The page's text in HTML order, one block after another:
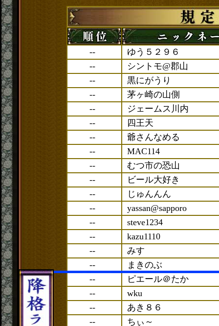
--
ゆう５２９６
--
シントモ@郡山
--
黒にがうり
--
茅ヶ崎の山側
--
ジェームス川内
--
四王天
--
爺さんなめる
--
MAC114
--
むつ市の恐山
--
ビール大好き
--
じゅんんん
--
yassan@sapporo
--
steve1234
--
kazu1110
--
みす
--
まきのぶ
--
ピエール＠たか
--
wku
--
あき８６
--
ちぃ～